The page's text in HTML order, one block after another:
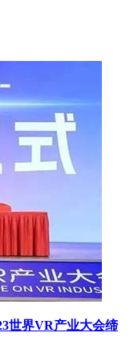
世界VR产业大会缔